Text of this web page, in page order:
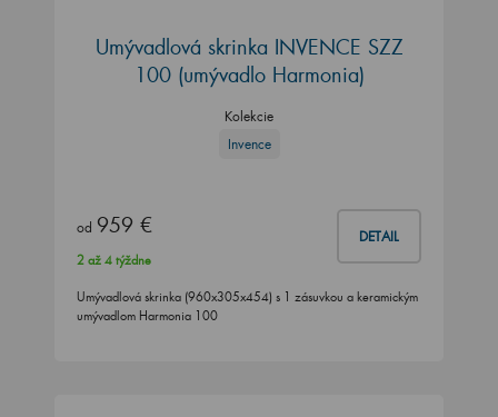
Umývadlová skrinka INVENCE SZZ
100 (umývadlo Harmonia)
Kolekcie
Invence
od 959 € DETAIL
2 až 4 týždne
Umývadlová skrinka (960x305x454) s 1 zásuvkou a keramickým
umývadlom Harmonia 100